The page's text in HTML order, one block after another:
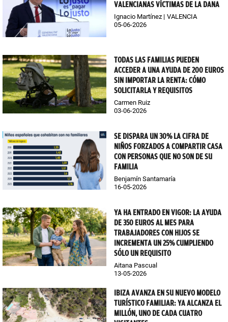
VALENCIANAS VÍCTIMAS DE LA DANA
Ignacio Martínez
VALENCIA
05-06-2026
TODAS LAS FAMILIAS PUEDEN
ACCEDER A UNA AYUDA DE 200 EUROS
SIN IMPORTAR LA RENTA: CÓMO
SOLICITARLA Y REQUISITOS
Carmen Ruiz
03-06-2026
SE DISPARA UN 30% LA CIFRA DE
NIÑOS FORZADOS A COMPARTIR CASA
CON PERSONAS QUE NO SON DE SU
FAMILIA
Benjamín Santamaría
16-05-2026
YA HA ENTRADO EN VIGOR: LA AYUDA
DE 350 EUROS AL MES PARA
TRABAJADORES CON HIJOS SE
INCREMENTA UN 25% CUMPLIENDO
SÓLO UN REQUISITO
Aitana Pascual
13-05-2026
IBIZA AVANZA EN SU NUEVO MODELO
TURÍSTICO FAMILIAR: YA ALCANZA EL
MILLÓN, UNO DE CADA CUATRO